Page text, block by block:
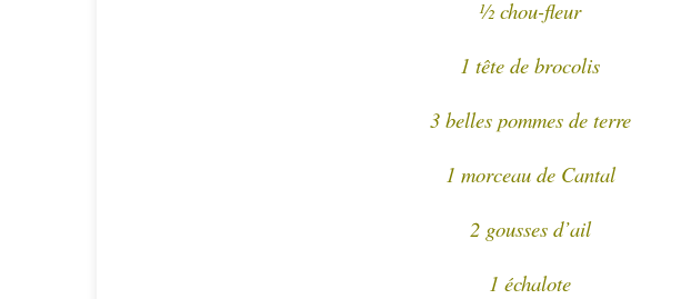
½ chou-fleur
1 tête de brocolis
3 belles pommes de terre
1 morceau de Cantal
2 gousses d’ail
1 échalote